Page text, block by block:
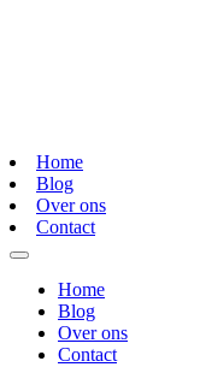
Home
Blog
Over ons
Contact
Home
Blog
Over ons
Contact